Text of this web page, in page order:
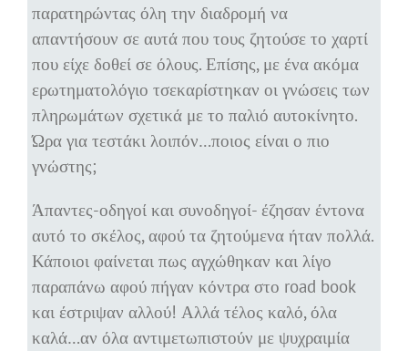
παρατηρώντας όλη την διαδρομή να
απαντήσουν σε αυτά που τους ζητούσε το χαρτί
που είχε δοθεί σε όλους. Επίσης, με ένα ακόμα
ερωτηματολόγιο τσεκαρίστηκαν οι γνώσεις των
πληρωμάτων σχετικά με το παλιό αυτοκίνητο.
Ώρα για τεστάκι λοιπόν…ποιος είναι ο πιο
γνώστης;
Άπαντες-οδηγοί και συνοδηγοί- έζησαν έντονα
αυτό το σκέλος, αφού τα ζητούμενα ήταν πολλά.
Κάποιοι φαίνεται πως αγχώθηκαν και λίγο
παραπάνω αφού πήγαν κόντρα στο road book
και έστριψαν αλλού! Αλλά τέλος καλό, όλα
καλά…αν όλα αντιμετωπιστούν με ψυχραιμία